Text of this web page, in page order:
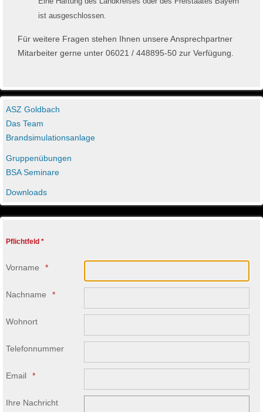
ist ausgeschlossen.
Für weitere Fragen stehen Ihnen unsere Ansprechpartner
Mitarbeiter gerne unter 06021 / 448895-50 zur Verfügung.
ASZ Goldbach
Das Team
Brandsimulationsanlage
Gruppenübungen
BSA Seminare
Downloads
Pflichtfeld *
Vorname
Nachname
Wohnort
Telefonnummer
Email
Ihre Nachricht